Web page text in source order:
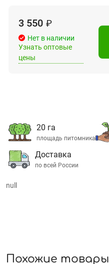
3 550 ₽
Нет в наличии
Узнать оптовые
цены
20 га
площадь питомника
Доставка
по всей России
null
Похожие товары